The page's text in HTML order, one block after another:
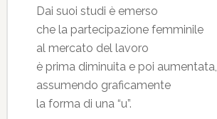
Dai suoi studi è emerso
che la partecipazione femminile
al mercato del lavoro
è prima diminuita e poi aumentata,
assumendo graficamente
la forma di una “u”.